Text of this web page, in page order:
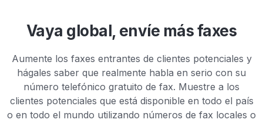
Vaya global, envíe más faxes
Aumente los faxes entrantes de clientes potenciales y
hágales saber que realmente habla en serio con su
número telefónico gratuito de fax. Muestre a los
clientes potenciales que está disponible en todo el país
o en todo el mundo utilizando números de fax locales o